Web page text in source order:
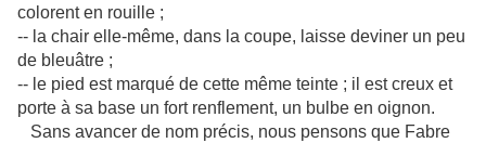
colorent en rouille ;
-- la chair elle-même, dans la coupe, laisse deviner un peu
de bleuâtre ;
-- le pied est marqué de cette même teinte ; il est creux et
porte à sa base un fort renflement, un bulbe en oignon.
Sans avancer de nom précis, nous pensons que Fabre